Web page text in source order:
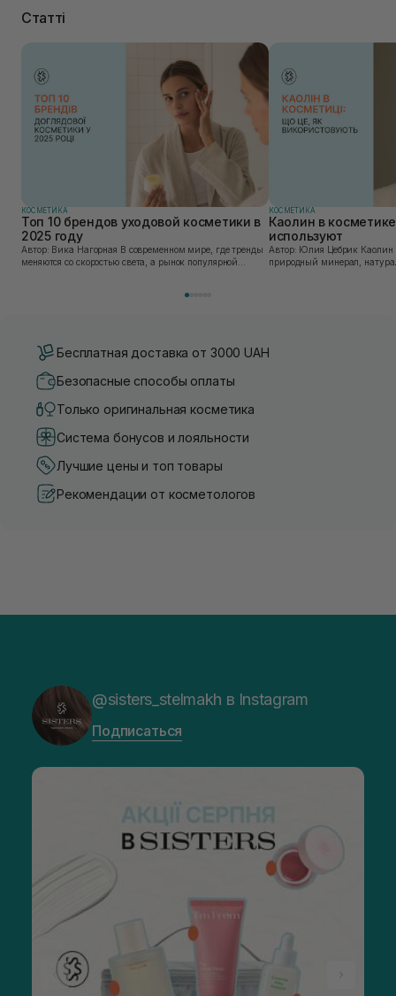
Статті
КОСМЕТИКА
Топ 10 брендов уходовой косметики в
2025 году
Автор: Вика Нагорная В современном мире, где тренды
меняются со скоростью света, а рынок популярной
КОСМЕТИКА
Каолин в
используют
Автор: Юлия Цебрик Каолин в косметологии – это
природный минерал,
Бесплатная доставка от 3000 UAH
Безопасные способы оплаты
Только оригинальная косметика
Система бонусов и лояльности
Лучшие цены и топ товары
Рекомендации от косметологов
@sisters_stelmakh в Instagram
Подписаться